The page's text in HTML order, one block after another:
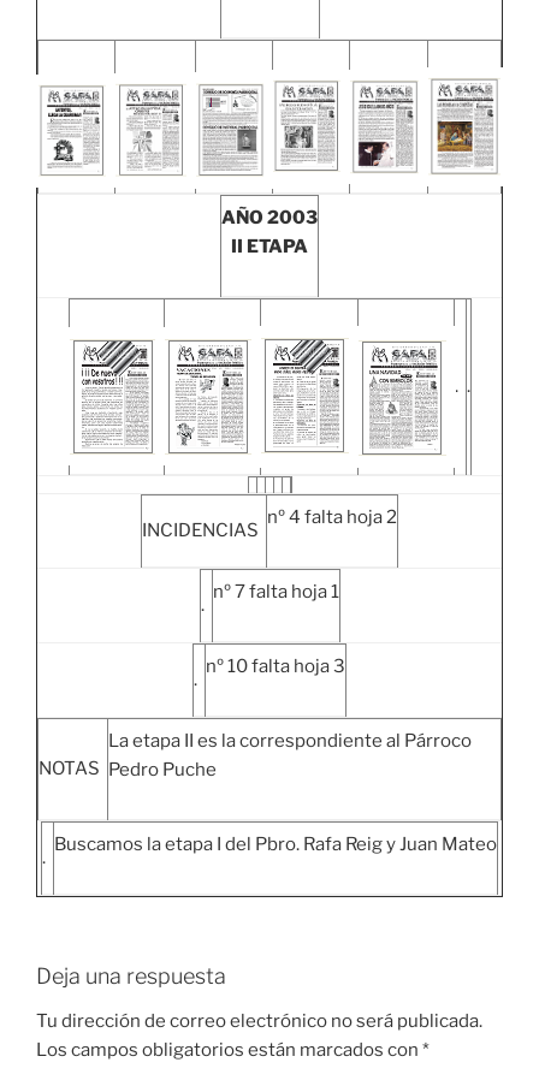
AÑO 2003
II ETAPA
. .
INCIDENCIAS
nº 4 falta hoja 2
.
nº 7 falta hoja 1
.
nº 10 falta hoja 3
NOTAS
La etapa II es la correspondiente al Párroco
Pedro Puche
.
Buscamos la etapa I del Pbro. Rafa Reig y Juan Mateo
Deja una respuesta
Tu dirección de correo electrónico no será publicada.
Los campos obligatorios están marcados con *